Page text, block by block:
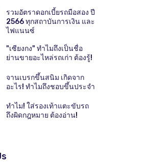
รวมอัตราดอกเบี้ยรถมือสอง ปี
2566 ทุกสถาบันการเงิน และ
ไฟแนนซ์
"เซียงกง" ทำไมถึงเป็นชื่อ
ย่านขายอะไหล่รถเก่า ต้องรู้!
จานเบรกขึ้นสนิม เกิดจาก
อะไร! ทำไมถึงชอบขึ้นประจำ
ทำไม! ใส่รองเท้าแตะขับรถ
ถึงผิดกฎหมาย ต้องอ่าน!